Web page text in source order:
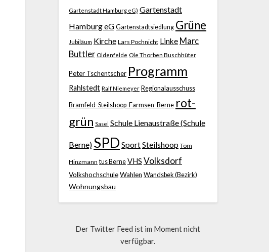
Gartenstadt Hamburg eG) Gartenstadt
Hamburg eG Gartenstadtsiedlung Grüne
Jubiläum Kirche Lars Pochnicht Linke Marc
Buttler Oldenfelde Ole Thorben Buschhüter
Peter Tschentscher Programm
Rahlstedt Ralf Niemeyer Regionalausschuss
Bramfeld-Steilshoop-Farmsen-Berne rot-
grün Sasel Schule Lienaustraße (Schule
Berne) SPD SportSteilshoop Tom
Hinzmann tus Berne VHS Volksdorf
VolkshochschuleWahlen Wandsbek (Bezirk)
Wohnungsbau
Der Twitter Feed ist im Moment nicht
verfügbar.